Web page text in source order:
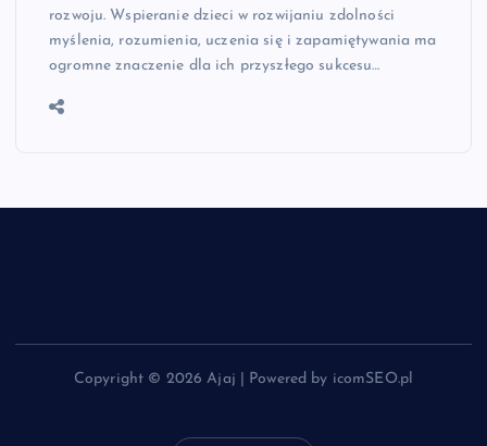
rozwoju. Wspieranie dzieci w rozwijaniu zdolności
myślenia, rozumienia, uczenia się i zapamiętywania ma
ogromne znaczenie dla ich przyszłego sukcesu…
Copyright © 2026 Ajaj | Powered by icomSEO.pl